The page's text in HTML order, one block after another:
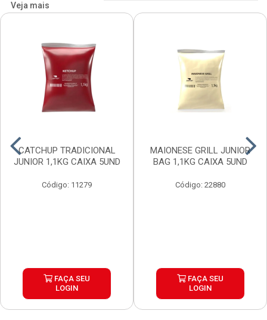
Veja mais
CATCHUP TRADICIONAL
JUNIOR 1,1KG CAIXA 5UND
Código: 11279
FAÇA SEU
LOGIN
MAIONESE GRILL JUNIOR
BAG 1,1KG CAIXA 5UND
Código: 22880
FAÇA SEU
LOGIN